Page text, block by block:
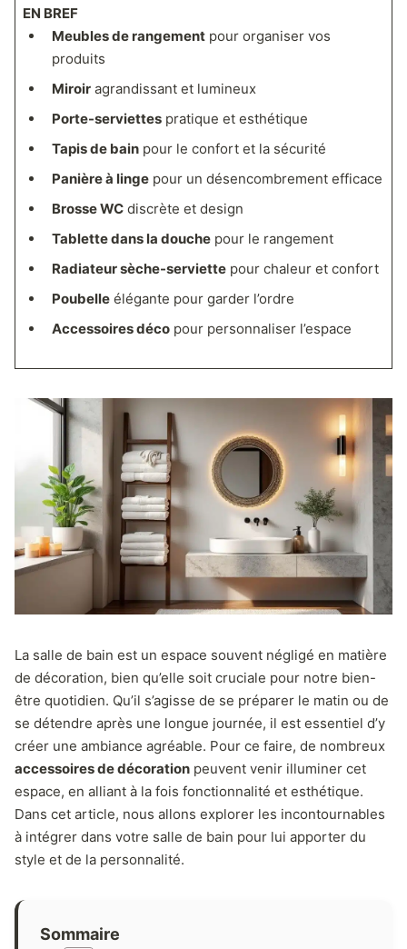
EN BREF
Meubles de rangementpour organiser vos
produits
Miroiragrandissant et lumineux
Porte-serviettespratique et esthétique
Tapis de bainpour le confort et la sécurité
Panière à lingepour un désencombrement efficace
Brosse WCdiscrète et design
Tablette dans la douchepour le rangement
Radiateur sèche-serviettepour chaleur et confort
Poubelleélégante pour garder l’ordre
Accessoires décopour personnaliser l’espace
La salle de bain est un espace souvent négligé en matière
de décoration, bien qu’elle soit cruciale pour notre bien-
être quotidien. Qu’il s’agisse de se préparer le matin ou de
se détendre après une longue journée, il est essentiel d’y
créer une ambiance agréable. Pour ce faire, de nombreux
accessoires de décoration peuvent venir illuminer cet
espace, en alliant à la fois fonctionnalité et esthétique.
Dans cet article, nous allons explorer les incontournables
à intégrer dans votre salle de bain pour lui apporter du
style et de la personnalité.
Sommaire